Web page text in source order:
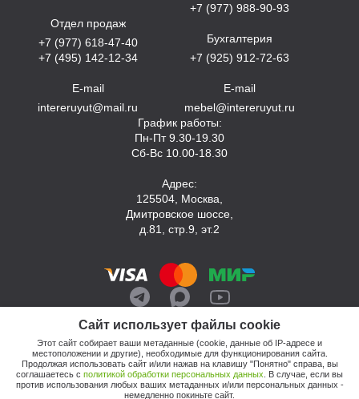
Сайт использует файлы cookie
Этот сайт собирает ваши метаданные (cookie, данные об IP-адресе и
местоположении и другие), необходимые для функционирования сайта.
Продолжая использовать сайт и/или нажав на клавишу "Понятно" справа, вы
соглашаетесь с политикой обработки персональных данных . В случае, если вы
против использования любых ваших метаданных и/или персональных данных -
немедленно покиньте сайт.
Отдел продаж
+7 (977) 618-47-40
+7 (495) 142-12-34
E-mail
intereruyut@mail.ru
+7 (977) 988-90-93
Бухгалтерия
+7 (925) 912-72-63
E-mail
mebel@intereruyut.ru
График работы:
Пн-Пт 9.30-19.30
Сб-Вс 10.00-18.30
Адрес:
125504, Москва,
Дмитровское шоссе,
д.81, стр.9, эт.2
© 2026, Компания «Интерьер Уют»